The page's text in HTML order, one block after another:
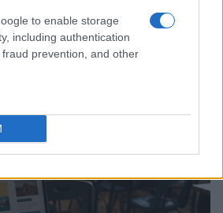
to enable storage
including authentication
prevention, and other